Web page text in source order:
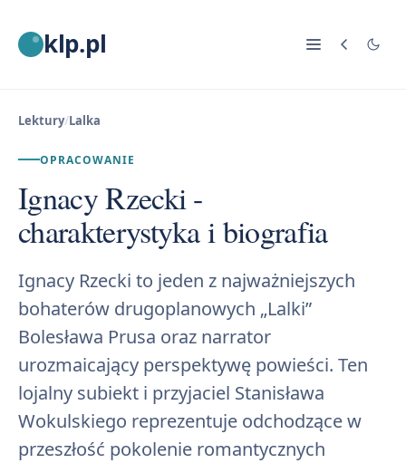
klp.pl
Lektury/Lalka
OPRACOWANIE
Ignacy Rzecki -
charakterystyka i biografia
Ignacy Rzecki to jeden z najważniejszych
bohaterów drugoplanowych „Lalki”
Bolesława Prusa oraz narrator
urozmaicający perspektywę powieści. Ten
lojalny subiekt i przyjaciel Stanisława
Wokulskiego reprezentuje odchodzące w
przeszłość pokolenie romantycznych